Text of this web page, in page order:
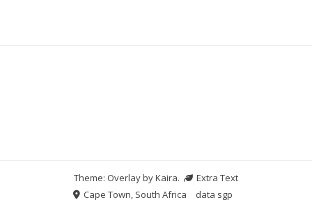
Theme: Overlay byKaira.
Extra Text
Cape Town, South Africa
data sgp